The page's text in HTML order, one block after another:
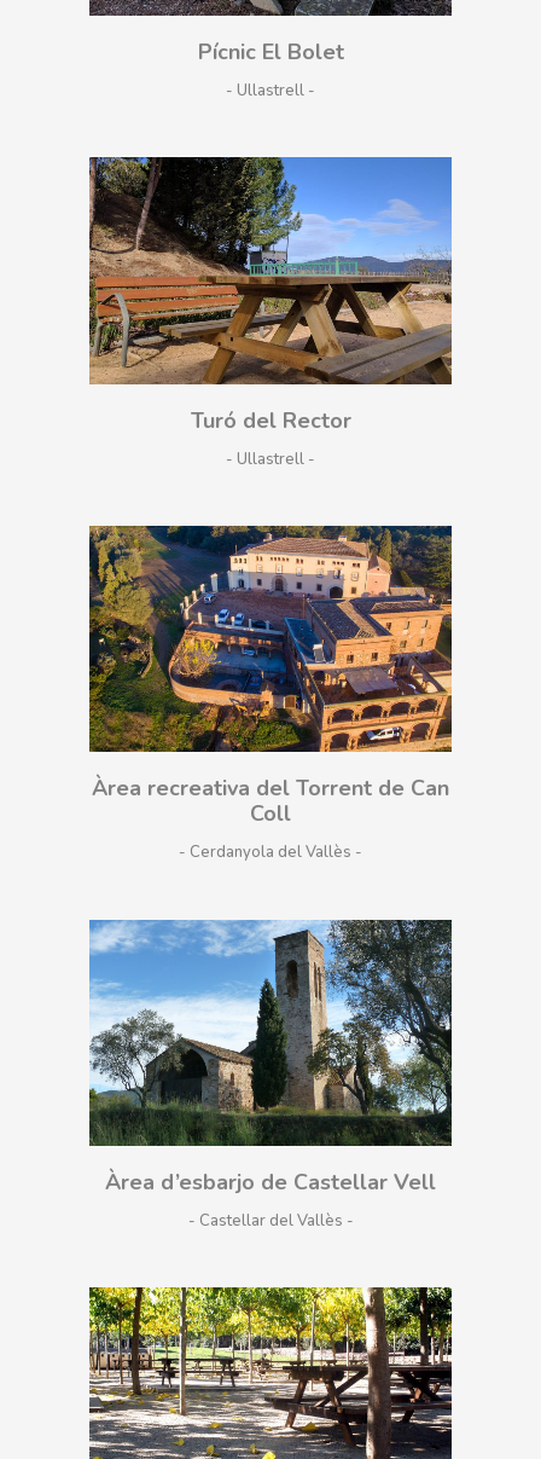
Pícnic El Bolet
- Ullastrell
Turó del Rector
- Ullastrell
Àrea recreativa del Torrent de Can
Coll
- Cerdanyola del Vallès
Àrea d’esbarjo de Castellar Vell
- Castellar del Vallès